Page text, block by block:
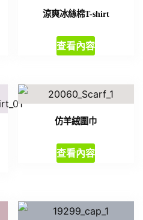
涼爽冰絲棉T-shirt
查看內容
仿羊絨圍巾
查看內容